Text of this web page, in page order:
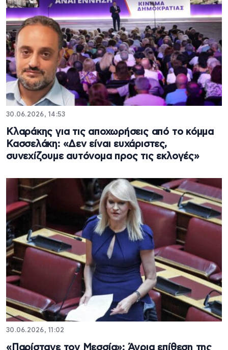
30.06.2026, 14:53
Κλαράκης για τις αποχωρήσεις από το κόμμα
Κασσελάκη: «Δεν είναι ευχάριστες,
συνεχίζουμε αυτόνομα προς τις εκλογές»
30.06.2026, 11:02
«Παρίστανε τον Μεσσία»: Άγρια επίθεση της